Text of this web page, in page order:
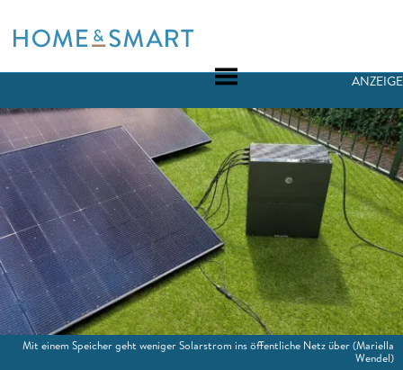
to
ANZEIGE
Mit einem Speicher geht weniger Solarstrom ins öffentliche Netz über(Mariella
Wendel)